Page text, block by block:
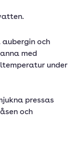
och
med
under
pressas
och